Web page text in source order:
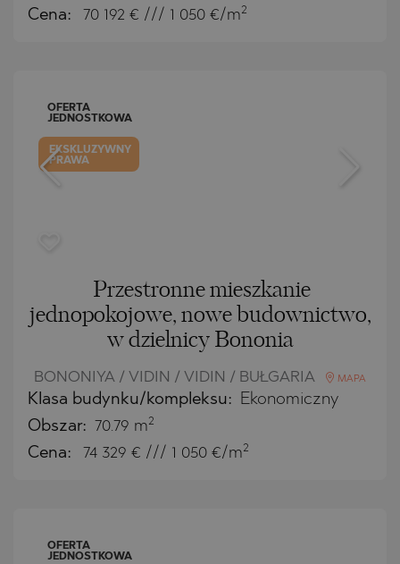
Cena: 70 192 € /// 1 050 €/m2
OFERTA
JEDNOSTKOWA
EKSKLUZYWNY
PRAWA
Przestronne mieszkanie
jednopokojowe, nowe budownictwo,
w dzielnicy Bononia
BONONIYA / VIDIN / VIDIN / BUŁGARIA MAPA
Klasa budynku/kompleksu: Ekonomiczny
Obszar: 70.79 m2
Cena: 74 329 € /// 1 050 €/m2
OFERTA
JEDNOSTKOWA